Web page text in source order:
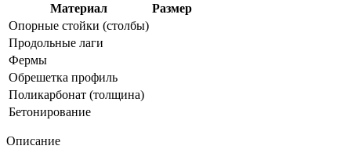
Материал
Размер
Опорные стойки (столбы)
Продольные лаги
Фермы
Обрешетка профиль
Поликарбонат (толщина)
Бетонирование
Описание